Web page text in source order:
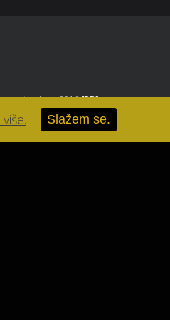
stranice u 2016[RB].
Slažem se.